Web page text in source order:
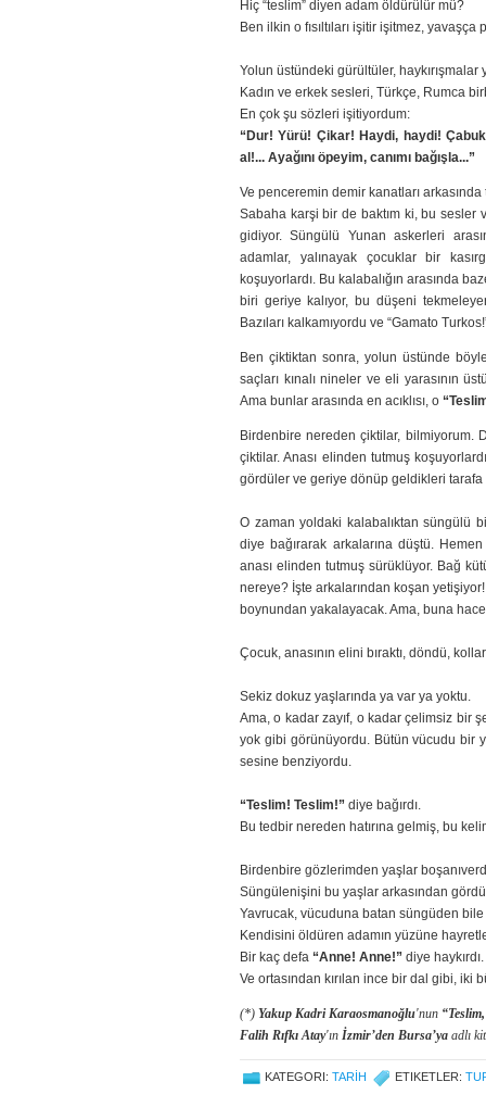
Hiç “teslim” diyen adam öldürülür mü?
Ben ilkin o fısıltıları işitir işitmez, yavaşça
Yolun üstündeki gürültüler, haykırışmalar
Kadın ve erkek sesleri, Türkçe, Rumca
En çok şu sözleri işitiyordum:
“Dur! Yürü! Çikar! Haydi, haydi!
al!... Ayağını öpeyim, canımı bağışla...”
Ve penceremin demir kanatları
Sabaha karşi bir de baktım ki, bu sesler
gidiyor. Süngülü Yunan askerleri
adamlar, yalınayak çocuklar bir
koşuyorlardı. Bu kalabalığın arasında
biri geriye kalıyor, bu düşeni
Bazıları kalkamıyordu ve “Gamato
Ben çiktiktan sonra, yolun üstünde
saçları kınalı nineler ve eli yarasının
Ama bunlar arasında en acıklısı, o
Birdenbire nereden çiktilar, bilmiyorum.
çiktilar. Anası elinden tutmuş
gördüler ve geriye dönüp geldikleri tarafa
O zaman yoldaki kalabalıktan süngülü
diye bağırarak arkalarına düştü.
anası elinden tutmuş sürüklüyor. Bağ
nereye? İşte arkalarından koşan
boynundan yakalayacak. Ama, buna
Çocuk, anasının elini bıraktı, döndü,
Sekiz dokuz yaşlarında ya var ya yoktu.
Ama, o kadar zayıf, o kadar çelimsiz bir
yok gibi görünüyordu. Bütün vücudu bir
sesine benziyordu.
“Teslim! Teslim!” diye bağırdı.
Bu tedbir nereden hatırına gelmiş, bu
Birdenbire gözlerimden yaşlar
Süngülenişini bu yaşlar arkasından
Yavrucak, vücuduna batan süngüden
Kendisini öldüren adamın yüzüne
Bir kaç defa “Anne! Anne!” diye haykırdı.
Ve ortasından kırılan ince bir dal gibi, iki
(*)Yakup Kadri Karaosmanoğlu'nun
Falih Rıfkı Atay'ın İzmir’den Bursa’ya adlı
KATEGORI: TARIH ETIKETLER: